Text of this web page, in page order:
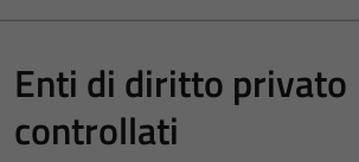
Enti di diritto privato
controllati